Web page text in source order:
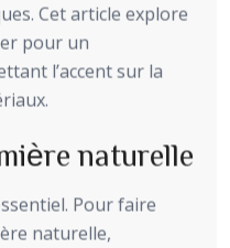
Cet article explore
pour un
l’accent sur la
naturelle
Pour faire
naturelle,